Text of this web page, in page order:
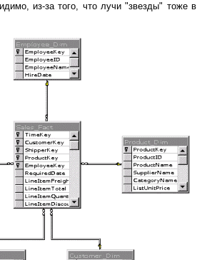
из-за того, что лучи "звезды" тоже в